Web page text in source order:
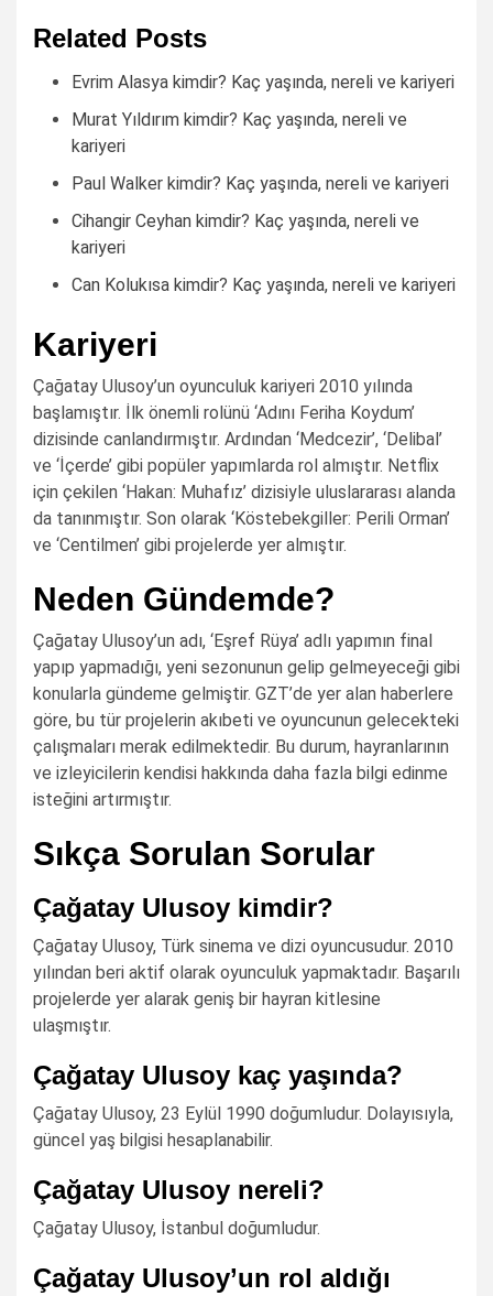
Related Posts
Evrim Alasya kimdir? Kaç yaşında, nereli ve kariyeri
Murat Yıldırım kimdir? Kaç yaşında, nereli ve
kariyeri
Paul Walker kimdir? Kaç yaşında, nereli ve kariyeri
Cihangir Ceyhan kimdir? Kaç yaşında, nereli ve
kariyeri
Can Kolukısa kimdir? Kaç yaşında, nereli ve kariyeri
Kariyeri
Çağatay Ulusoy’un oyunculuk kariyeri 2010 yılında
başlamıştır. İlk önemli rolünü ‘Adını Feriha Koydum’
dizisinde canlandırmıştır. Ardından ‘Medcezir’, ‘Delibal’
ve ‘İçerde’ gibi popüler yapımlarda rol almıştır. Netflix
için çekilen ‘Hakan: Muhafız’ dizisiyle uluslararası alanda
da tanınmıştır. Son olarak ‘Köstebekgiller: Perili Orman’
ve ‘Centilmen’ gibi projelerde yer almıştır.
Neden Gündemde?
Çağatay Ulusoy’un adı, ‘Eşref Rüya’ adlı yapımın final
yapıp yapmadığı, yeni sezonunun gelip gelmeyeceği gibi
konularla gündeme gelmiştir. GZT’de yer alan haberlere
göre, bu tür projelerin akıbeti ve oyuncunun gelecekteki
çalışmaları merak edilmektedir. Bu durum, hayranlarının
ve izleyicilerin kendisi hakkında daha fazla bilgi edinme
isteğini artırmıştır.
Sıkça Sorulan Sorular
Çağatay Ulusoy kimdir?
Çağatay Ulusoy, Türk sinema ve dizi oyuncusudur. 2010
yılından beri aktif olarak oyunculuk yapmaktadır. Başarılı
projelerde yer alarak geniş bir hayran kitlesine
ulaşmıştır.
Çağatay Ulusoy kaç yaşında?
Çağatay Ulusoy, 23 Eylül 1990 doğumludur. Dolayısıyla,
güncel yaş bilgisi hesaplanabilir.
Çağatay Ulusoy nereli?
Çağatay Ulusoy, İstanbul doğumludur.
Çağatay Ulusoy’un rol aldığı